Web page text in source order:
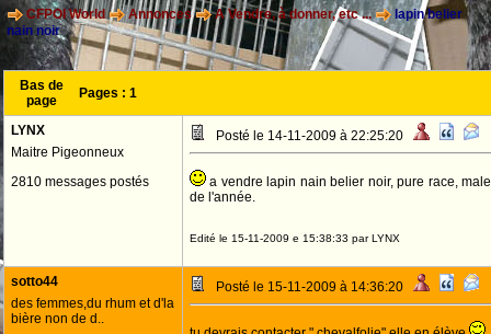
CFPOI World Annonces A Vendre, à donner, etc ...
lapin belier
nain noir
Bas de
page
Pages : 1
LYNX
Maitre Pigeonneux
2810 messages postés
Posté le 14-11-2009 à 22:25:20
a vendre lapin nain belier noir, pure race,
de l'année.
Edité le 15-11-2009 e 15:38:33 par LYNX
sotto44
des femmes,du rhum et d'la
bière non de d..
Posté le 15-11-2009 à 14:36:20